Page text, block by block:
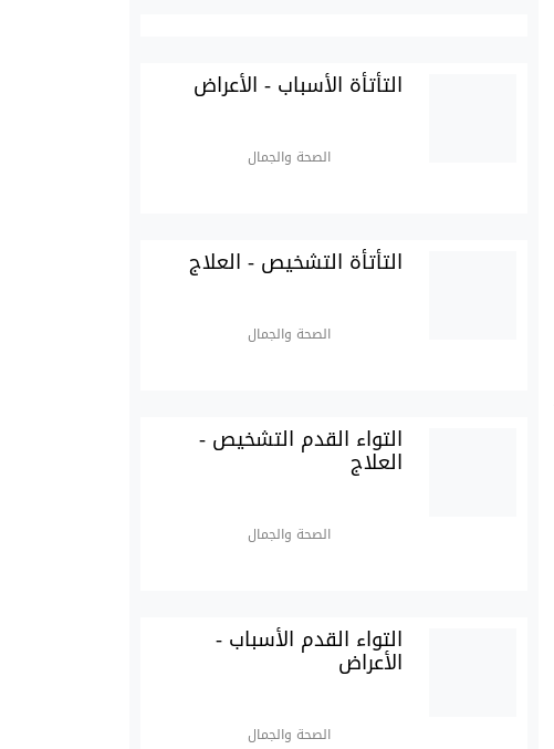
التأتأة الأسباب - الأعراض
الصحة والجمال
التأتأة التشخيص - العلاج
الصحة والجمال
التواء القدم التشخيص -
العلاج
الصحة والجمال
التواء القدم الأسباب -
الأعراض
الصحة والجمال